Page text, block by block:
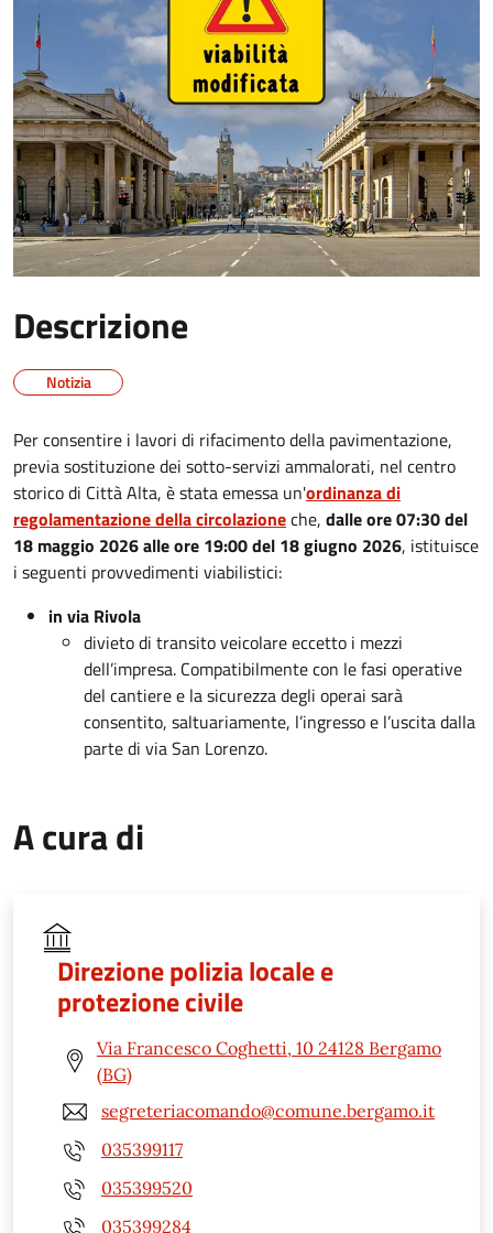
Descrizione
Notizia
Per consentire i lavori di rifacimento della pavimentazione,
previa sostituzione dei sotto-servizi ammalorati, nel centro
storico di Città Alta, è stata emessa un'ordinanza di
regolamentazione della circolazioneche, dalle ore 07:30 del
18 maggio 2026 alle ore 19:00 del 18 giugno 2026, istituisce
i seguenti provvedimenti viabilistici:
in via Rivola
divieto di transito veicolare eccetto i mezzi
dell’impresa. Compatibilmente con le fasi operative
del cantiere e la sicurezza degli operai sarà
consentito, saltuariamente, l’ingresso e l’uscita dalla
parte di via San Lorenzo.
A cura di
Direzione polizia locale e
protezione civile
Via Francesco Coghetti, 10 24128 Bergamo
(BG)
segreteriacomando@comune.bergamo.it
035399117
035399520
035399284